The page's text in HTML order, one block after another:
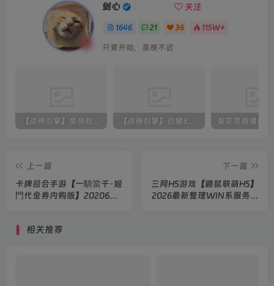
剑心 关注
1646 21 36 115W+
只要开始，虽晚不迟
上一篇
卡牌回合手游【一騎當千·姬
門代金券内购版】20206最
权后台+安卓+搭建教程
下一篇
三网H5游戏【鼹鼠联萌H5】
2026最新整理WIN系服务端
相关推荐